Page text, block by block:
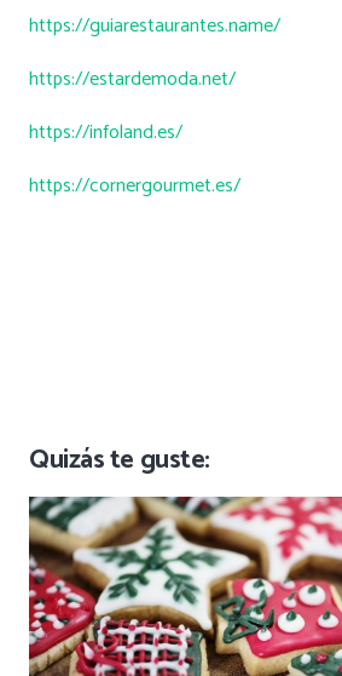
https://guiarestaurantes.name/
https://estardemoda.net/
https://infoland.es/
https://cornergourmet.es/
Quizás te guste: